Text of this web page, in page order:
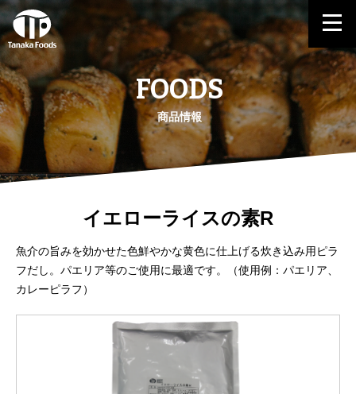
FOODS
商品情報
イエローライスの素R
魚介の旨みを効かせた色鮮やかな黄色に仕上げる炊き込み用ピラ
フだし。パエリア等のご使用に最適です。（使用例：パエリア、
カレーピラフ）